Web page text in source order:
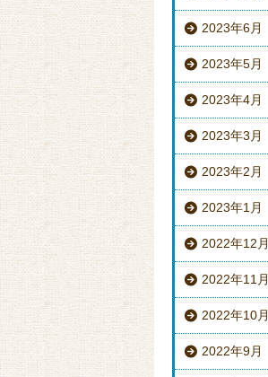
2023年6月
2023年5月
2023年4月
2023年3月
2023年2月
2023年1月
2022年12月
2022年11月
2022年10月
2022年9月